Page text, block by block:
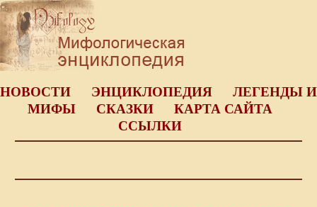
НОВОСТИ ЭНЦИКЛОПЕДИЯ
ЛЕГЕНДЫ И
МИФЫ
СКАЗКИ
КАРТА САЙТА
ССЫЛКИ